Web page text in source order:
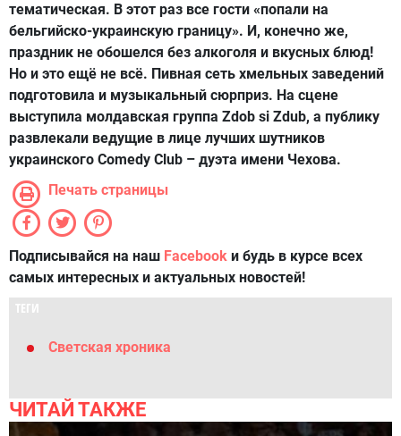
тематическая. В этот раз все гости «попали на
бельгийско-украинскую границу». И, конечно же,
праздник не обошелся без алкоголя и вкусных блюд!
Но и это ещё не всё. Пивная сеть хмельных заведений
подготовила и музыкальный сюрприз. На сцене
выступила молдавская группа Zdob si Zdub, а публику
развлекали ведущие в лице лучших шутников
украинского Comedy Club – дуэта имени Чехова.
Печать страницы
Подписывайся на наш Facebook и будь в курсе всех
самых интересных и актуальных новостей!
ТЕГИ
Светская хроника
ЧИТАЙ ТАКЖЕ